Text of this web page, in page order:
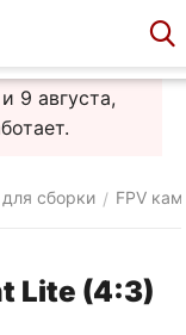
9 августа,
сборки / FPV
Lite (4:3)